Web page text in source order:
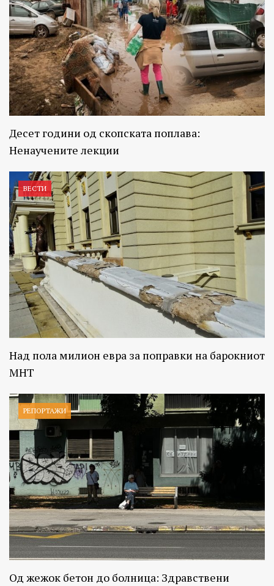
Десет години од скопската поплава:
Ненаучените лекции
ВЕСТИ
Над пола милион евра за поправки на барокниот
МНТ
РЕПОРТАЖИ
Од жежок бетон до болница: Здравствени